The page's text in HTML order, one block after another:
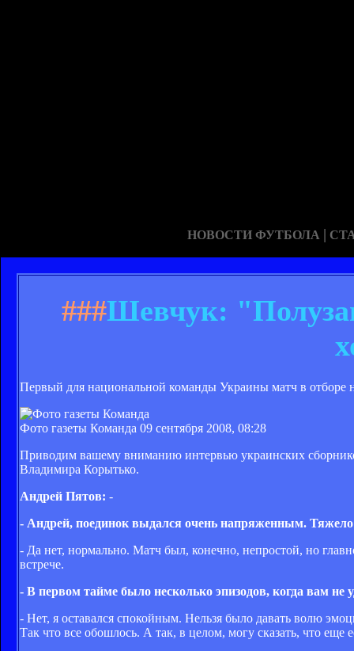
НОВОСТИ ФУТБОЛА |
###Шевчук:
Первый для национальной команды Украины матч в отборе
Фото газеты Команда 09 сентября 2008, 08:28
Приводим вашему вниманию интервью украинских
Владимира Корытько.
Андрей Пятов: -
- Андрей, поединок выдался очень напряженным. Тяжело
- Да нет, нормально. Матч был, конечно, непростой, но
встрече.
- В первом тайме было несколько эпизодов, когда вам не
- Нет, я оставался спокойным. Нельзя было давать волю
Так что все обошлось. А так, в целом, могу сказать, что еще